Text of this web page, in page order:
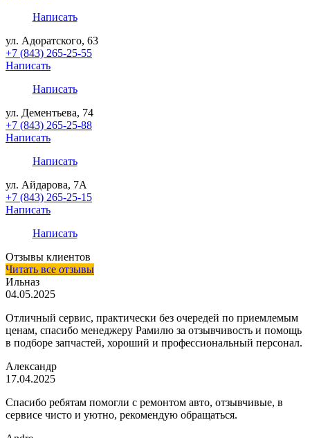
Написать
ул. Адоратского, 63
+7 (843) 265-25-55
Написать
Написать
ул. Дементьева, 74
+7 (843) 265-25-88
Написать
Написать
ул. Айдарова, 7А
+7 (843) 265-25-15
Написать
Написать
Отзывы клиентов
Читать все отзывы
Ильназ
04.05.2025
Отличный сервис, практически без очередей по приемлемым
ценам, спасибо менеджеру Рамилю за отзывчивость и помощь
в подборе запчастей, хороший и профессиональный персонал.
Александр
17.04.2025
Спасибо ребятам помогли с ремонтом авто, отзывчивые, в
сервисе чисто и уютно, рекомендую обращаться.